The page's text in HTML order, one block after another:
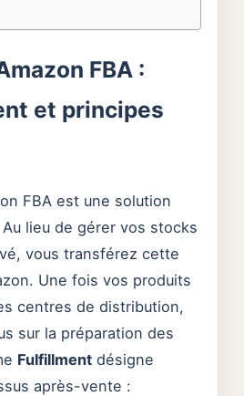
FBA :
et principes
FBA est une solution
lieu de gérer vos stocks
vous transférez cette
Une fois vos produits
centres de distribution,
sur la préparation des
Fulfillment désigne
après-vente :